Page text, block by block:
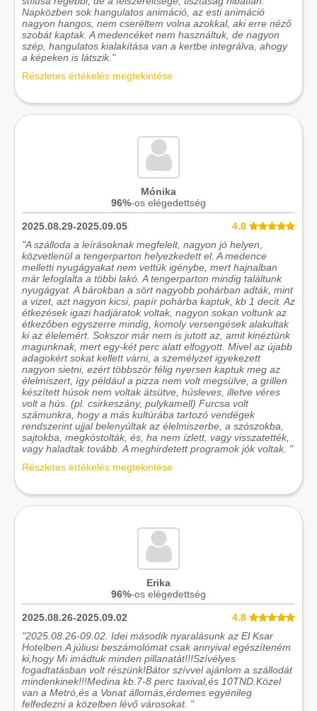
Napközben sok hangulatos animáció, az esti animáció
nagyon hangos, nem cseréltem volna azokkal, aki erre néző
szobát kaptak. A medencéket nem használtuk, de nagyon
szép, hangulatos kialakítása van a kertbe integrálva, ahogy
a képeken is látszik."
Részletes értékelés megtekintése
Mónika
96%-os elégedettség
2025.08.29-2025.09.05
4.8
"A szálloda a leírásoknak megfelelt, nagyon jó helyen,
közvetlenül a tengerparton helyezkedett el. A medence
melletti nyugágyakat nem vettük igénybe, mert hajnalban
már lefoglalta a többi lakó. A tengerparton mindig találtunk
nyugágyat. A bárokban a sört nagyobb pohárban adták, mint
a vizet, azt nagyon kicsi, papír pohárba kaptuk, kb 1 decit. Az
étkezések igazi hadjáratok voltak, nagyon sokan voltunk az
étkezőben egyszerre mindig, komoly versengések alakultak
ki az élelemért. Sokszor már nem is jutott az, amit kinéztünk
magunknak, mert egy-két perc alatt elfogyott. Mivel az újabb
adagokért sokat kellett várni, a személyzet igyekezett
nagyon sietni, ezért többször félig nyersen kaptuk meg az
élelmiszert, így például a pizza nem volt megsülve, a grillen
készített húsok nem voltak átsütve, húsleves, illetve véres
volt a hús. (pl. csirkeszány, pulykamell) Furcsa volt
számunkra, hogy a más kultúrába tartozó vendégek
rendszerint ujjal belenyúltak az élelmiszerbe, a szószokba,
sajtokba, megkóstolták, és, ha nem ízlett, vagy visszatették,
vagy haladtak tovább. A meghirdetett programok jók voltak. "
Részletes értékelés megtekintése
Erika
96%-os elégedettség
2025.08.26-2025.09.02
4.8
"2025.08.26-09.02. Idei második nyaralásunk az El Ksar
Hotelben.A júliusi beszámolómat csak annyival egészíteném
ki,hogy Mi imádtuk minden pillanatát!!!Szívélyes
fogadtatásban volt részünk!Bátor szívvel ajánlom a szállodát
mindenkinek!!!Medina kb.7-8 perc taxival,és 10TND.Közel
van a Metró,és a Vonat állomás,érdemes egyénileg
felfedezni a közelben lévő városokat. "